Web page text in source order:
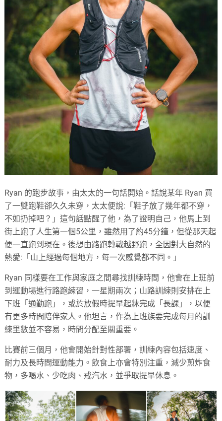
Ryan 的跑步故事，由太太的一句話開始。話說某年 Ryan 買
了一雙跑鞋卻久久未穿，太太便說:「鞋子放了幾年都不穿，
不如扔掉吧？」這句話點醒了他，為了證明自己，他馬上到
街上跑了人生第一個5公里，雖然用了約45分鐘，但從那天起
便一直跑到現在。後想由路跑轉戰越野跑，全因對大自然的
熱愛:「山上經過每個地方，每一次感覺都不同。」
Ryan 同樣要在工作與家庭之間尋找訓練時間，他會在上班前
到運動場進行路跑練習，一星期兩次；山路訓練則安排在上
下班「通勤跑」，或於放假時提早起牀完成「長課」，以便
有更多時間陪伴家人。他坦言，作為上班族要完成每月的訓
練里數並不容易，時間分配至關重要。
比賽前三個月，他會開始針對性部署，訓練內容包括速度、
耐力及長時間運動能力。飲食上亦會特別注重，減少煎炸食
物，多喝水、少吃肉、戒汽水，並爭取提早休息。